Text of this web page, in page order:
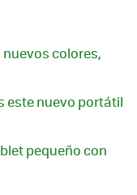
nuevos colores,
este nuevo portátil
pequeño con